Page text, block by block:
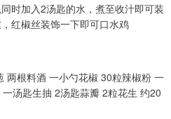
时加入2汤匙的水，煮至收汁即可装
红椒丝装饰一下即可口水鸡
两根料酒 一小勺花椒 30粒辣椒粉 一
汤匙生抽 2汤匙蒜瓣 2粒花生 约20